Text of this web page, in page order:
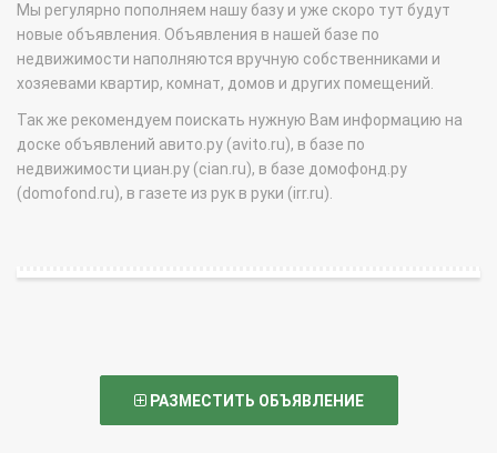
Мы регулярно пополняем нашу базу и уже скоро тут будут
новые объявления. Объявления в нашей базе по
недвижимости наполняются вручную собственниками и
хозяевами квартир, комнат, домов и других помещений.
Так же рекомендуем поискать нужную Вам информацию на
доске объявлений авито.ру (avito.ru), в базе по
недвижимости циан.ру (cian.ru), в базе домофонд.ру
(domofond.ru), в газете из рук в руки (irr.ru).
РАЗМЕСТИТЬ ОБЪЯВЛЕНИЕ